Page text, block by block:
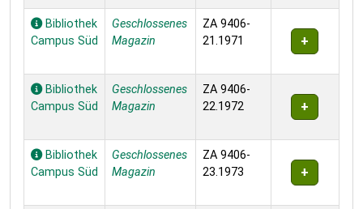
Bibliothek
Campus Süd
Geschlossenes
Magazin
ZA 9406-
21.1971
Bibliothek
Campus Süd
Geschlossenes
Magazin
ZA 9406-
22.1972
Bibliothek
Campus Süd
Geschlossenes
Magazin
ZA 9406-
23.1973